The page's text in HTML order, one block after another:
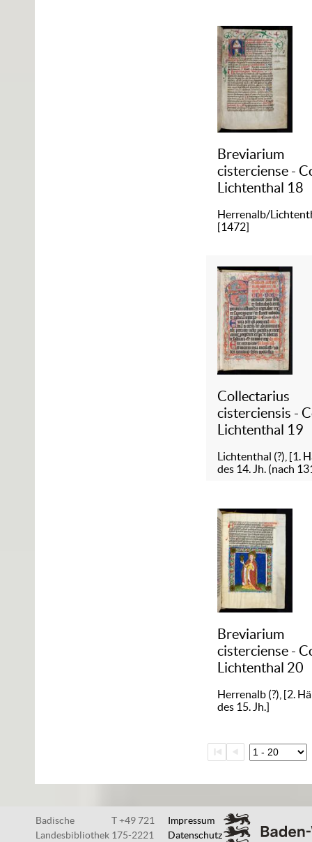
Breviarium
cisterciense -
Lichtenthal 18
Herrenalb/
[1472]
Collectarius
cisterciensis -
Lichtenthal 19
Lichtenthal (?), [1.
des 14. Jh. (nach
Breviarium
cisterciense -
Lichtenthal 20
Herrenalb (?), [2.
des 15. Jh.]
Badische
Landesbibliothek
T +49 721
175-2221
Impressum
Datenschutz